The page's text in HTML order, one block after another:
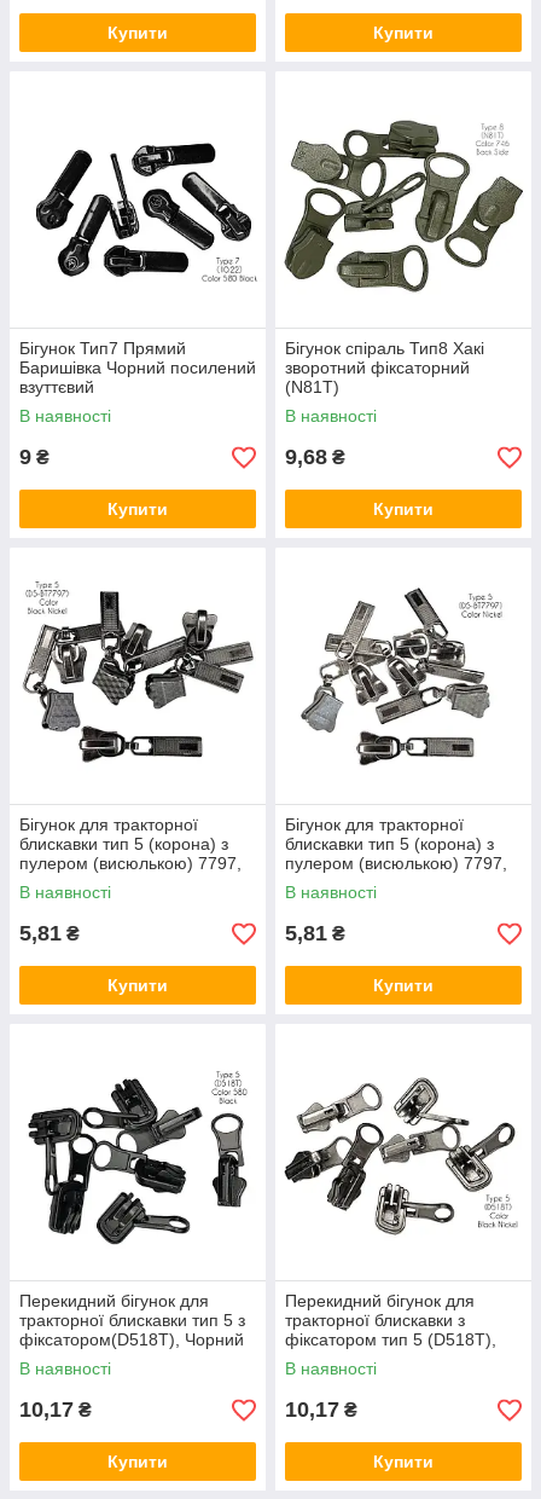
Купити Купити
Бігунок Тип7 Прямий
Баришівка Чорний посилений
взуттєвий
В наявності
9 ₴
Купити
Бігунок спіраль Тип8 Хакі
зворотний фіксаторний
(N81T)
В наявності
9,68 ₴
Купити
Бігунок для тракторної
блискавки тип 5 (корона) з
пулером (висюлькою) 7797,
Темний нікель
В наявності
5,81 ₴
Купити
Бігунок для тракторної
блискавки тип 5 (корона) з
пулером (висюлькою) 7797,
Нікель
В наявності
5,81 ₴
Купити
Перекидний бігунок для
тракторної блискавки тип 5 з
фіксатором(D518T), Чорний
В наявності
10,17 ₴
Купити
Перекидний бігунок для
тракторної блискавки з
фіксатором тип 5 (D518T),
Темний нікель
В наявності
10,17 ₴
Купити